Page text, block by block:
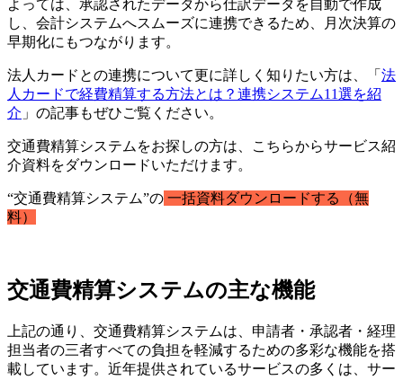
よっては、承認されたデータから仕訳データを自動で作成
し、会計システムへスムーズに連携できるため、月次決算の
早期化にもつながります。
法人カードとの連携について更に詳しく知りたい方は、「 法
人カードで経費精算する方法とは？連携システム11選を紹
介 」の記事もぜひご覧ください。
交通費精算システムをお探しの方は、こちらからサービス紹
介資料をダウンロードいただけます。
“交通費精算システム”の 一括資料ダウンロードする（無
料）
交通費精算システムの主な機能
上記の通り、交通費精算システムは、申請者・承認者・経理
担当者の三者すべての負担を軽減するための多彩な機能を搭
載しています。近年提供されているサービスの多くは、サー